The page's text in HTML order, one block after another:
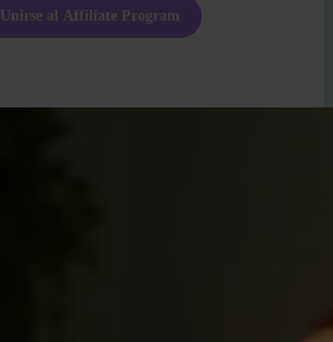
Unirse al Affiliate Program